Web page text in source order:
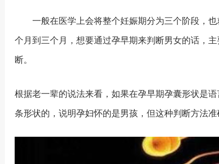
一般在医学上会将整个妊娠期分为三个阶段，也
个月到三个月，想要通过孕早期来判断男女的话，
断。
根据老一辈的说法来看，如果在孕早期孕囊形状是
条形状的，说明孕妇怀的是男孩，但这种判断方法